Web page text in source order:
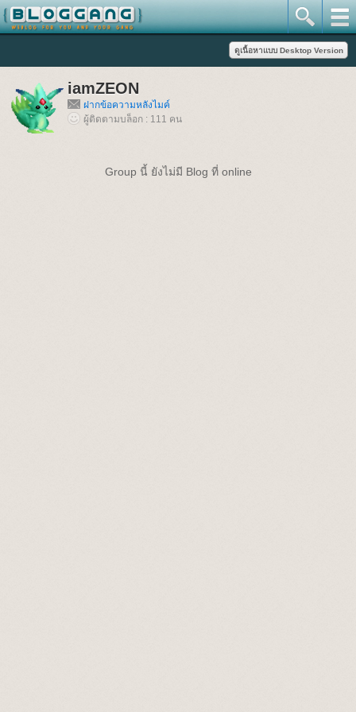
iamZEON
ฝากข้อความหลังไมค์
ผู้ติดตามบล็อก : 111 คน
Group นี้ ยังไม่มี Blog ที่ online